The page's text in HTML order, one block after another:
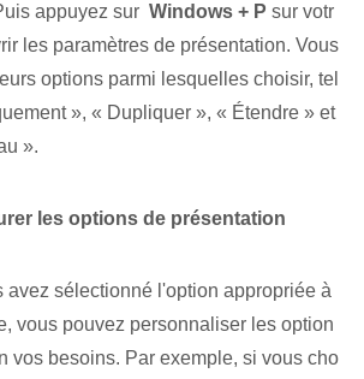
appuyez sur
Windows + P sur votr
les paramètres de présentation. Vous
options parmi lesquelles choisir, tel
», « Dupliquer », « Étendre » et
».
les options de présentation
avez sélectionné l'option appropriée à
vous pouvez personnaliser les option
vos besoins. Par exemple, si vous cho